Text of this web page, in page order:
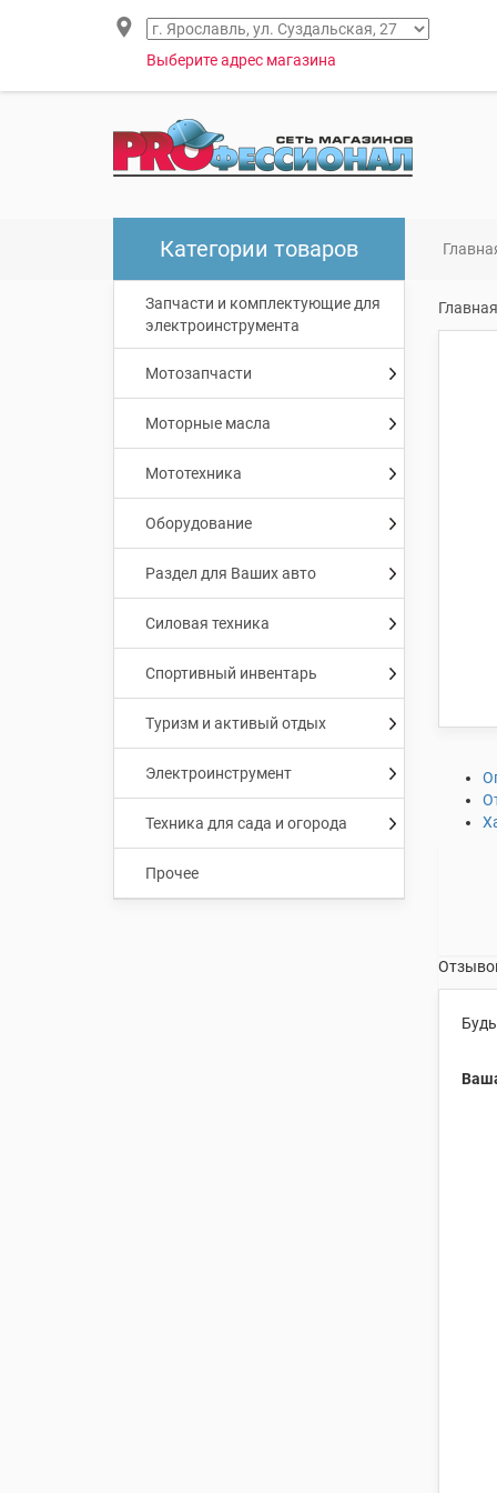
Выберите адрес магазина
Категории товаров
Запчасти и комплектующие для
электроинструмента
Мотозапчасти
Моторные масла
Мототехника
Оборудование
Раздел для Ваших авто
Силовая техника
Спортивный инвентарь
Туризм и активый отдых
Электроинструмент
Техника для сада и огорода
Прочее
Главная